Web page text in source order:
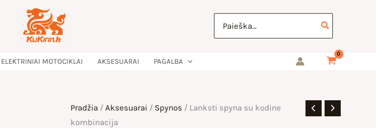
for:
ELEKTRINIAI MOTOCIKLAI AKSESUARAI PAGALBA
Pradžia / Aksesuarai / Spynos / Lanksti spyna su kodine
kombinacija